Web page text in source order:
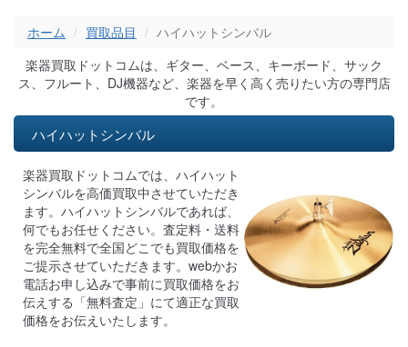
ホーム 買取品目
ハイハットシンバル
楽器買取ドットコムは、ギター、ベース、キーボード、サック
ス、フルート、DJ機器など、楽器を早く高く売りたい方の専門店
です。
ハイハットシンバル
楽器買取ドットコムでは、ハイハット
シンバルを高価買取中させていただき
ます。ハイハットシンバルであれば、
何でもお任せください。査定料・送料
を完全無料で全国どこでも買取価格を
ご提示させていただきます。webかお
電話お申し込みで事前に買取価格をお
伝えする「無料査定」にて適正な買取
価格をお伝えいたします。